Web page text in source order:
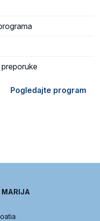
Pogledajte program
MARIJA